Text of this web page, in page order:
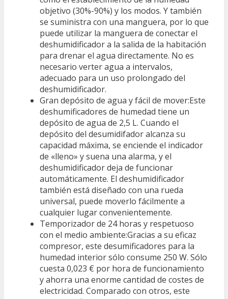
objetivo (30%-90%) y los modos. Y también
se suministra con una manguera, por lo que
puede utilizar la manguera de conectar el
deshumidificador a la salida de la habitación
para drenar el agua directamente. No es
necesario verter agua a intervalos,
adecuado para un uso prolongado del
deshumidificador.
Gran depósito de agua y fácil de mover:Este
deshumificadores de humedad tiene un
depósito de agua de 2,5 L. Cuando el
depósito del desumidifador alcanza su
capacidad máxima, se enciende el indicador
de «lleno» y suena una alarma, y el
deshumidificador deja de funcionar
automáticamente. El deshumidificador
también está diseñado con una rueda
universal, puede moverlo fácilmente a
cualquier lugar convenientemente.
Temporizador de 24 horas y respetuoso
con el medio ambiente:Gracias a su eficaz
compresor, este desumificadores para la
humedad interior sólo consume 250 W. Sólo
cuesta 0,023 € por hora de funcionamiento
y ahorra una enorme cantidad de costes de
electricidad. Comparado con otros, este